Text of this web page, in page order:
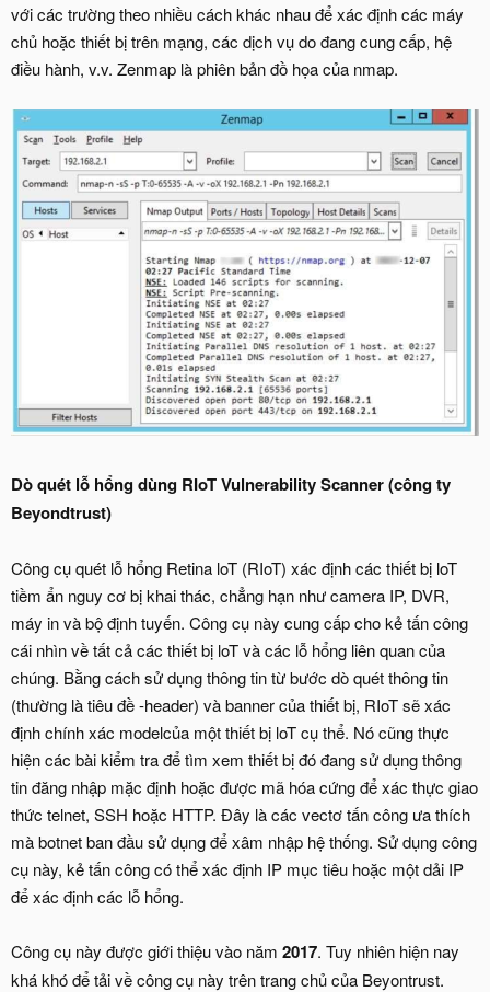
với các trường theo nhiều cách khác nhau để xác định các máy
chủ hoặc thiết bị trên mạng, các dịch vụ do đang cung cấp, hệ
điều hành, v.v. Zenmap là phiên bản đồ họa của nmap.
Dò quét lỗ hổng dùng RIoT Vulnerability Scanner (công ty
Beyondtrust)
Công cụ quét lỗ hổng Retina loT (RIoT) xác định các thiết bị loT
tiềm ẩn nguy cơ bị khai thác, chẳng hạn như camera IP, DVR,
máy in và bộ định tuyến. Công cụ này cung cấp cho kẻ tấn công
cái nhìn về tất cả các thiết bị loT và các lỗ hổng liên quan của
chúng. Bằng cách sử dụng thông tin từ bước dò quét thông tin
(thường là tiêu đề -header) và banner của thiết bị, RIoT sẽ xác
định chính xác modelcủa một thiết bị loT cụ thể. Nó cũng thực
hiện các bài kiểm tra để tìm xem thiết bị đó đang sử dụng thông
tin đăng nhập mặc định hoặc được mã hóa cứng để xác thực giao
thức telnet, SSH hoặc HTTP. Đây là các vectơ tấn công ưa thích
mà botnet ban đầu sử dụng để xâm nhập hệ thống. Sử dụng công
cụ này, kẻ tấn công có thể xác định IP mục tiêu hoặc một dải IP
để xác định các lỗ hổng.
Công cụ này được giới thiệu vào năm 2017. Tuy nhiên hiện nay
khá khó để tải về công cụ này trên trang chủ của Beyontrust.